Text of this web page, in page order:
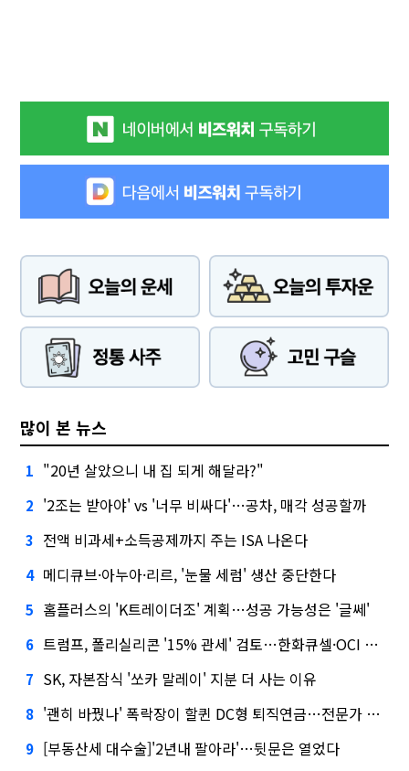
많이 본 뉴스
1 "20년 살았으니 내 집 되게 해달라?"
2 '2조는 받아야' vs '너무 비싸다'…공차, 매각 성공할까
3 전액 비과세+소득공제까지 주는 ISA 나온다
4 메디큐브·아누아·리르, '눈물 세럼' 생산 중단한다
5 홈플러스의 'K트레이더조' 계획…성공 가능성은 '글쎄'
6 트럼프, 폴리실리콘 '15% 관세' 검토…한화큐셀·OCI 영향은?
7 SK, 자본잠식 '쏘카 말레이' 지분 더 사는 이유
8 '괜히 바꿨나' 폭락장이 할퀸 DC형 퇴직연금…전문가 조언은
9 [부동산세 대수술]'2년내 팔아라'…뒷문은 열었다